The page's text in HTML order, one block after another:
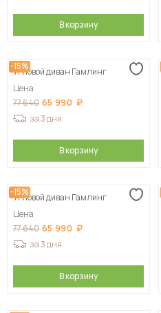
В корзину
-15%
Угловой диван Гамлинг
Цена
77 640 65 990
за 3 дня
В корзину
-15%
Угловой диван Гамлинг
Цена
77 640 65 990
за 3 дня
В корзину